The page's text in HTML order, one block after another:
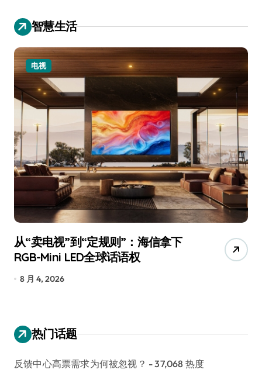
智慧生活
电视
从“卖电视”到“定规则”：海信拿下
RGB-Mini LED全球话语权
8 月 4, 2026
热门话题
反馈中心高票需求为何被忽视？ - 37,068 热度